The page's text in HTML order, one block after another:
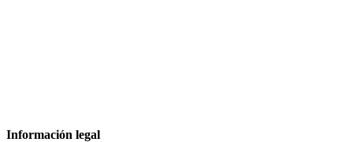
Información legal